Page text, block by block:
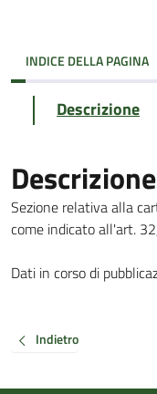
INDICE DELLA PAGINA
Descrizione
Descrizione
Sezione relativa alla
come indicato all'art.
Dati in corso di
Indietro